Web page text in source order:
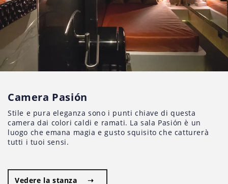
Camera Pasión
Stile e pura eleganza sono i punti chiave di questa
camera dai colori caldi e ramati. La sala Pasión è un
luogo che emana magia e gusto squisito che catturerà
tutti i tuoi sensi.
Vedere la stanza